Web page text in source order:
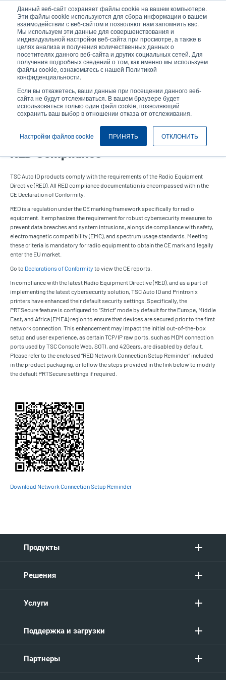
Данный веб-сайт сохраняет файлы cookie на вашем компьютере.
Эти файлы cookie используются для сбора информации о вашем
взаимодействии с веб-сайтом и позволяют нам запомнить вас.
Мы используем эти данные для совершенствования и
индивидуальной настройки веб-сайта при просмотре, а также в
целях анализа и получения количественных данных о
посетителях данного веб-сайта и других социальных сетей. Для
получения подробных сведений о том, как именно мы используем
файлы cookie, ознакомьтесь с нашей Политикой
конфиденциальности.
Если вы откажетесь, ваши данные при посещении данного веб-
сайта не будут отслеживаться. В вашем браузере будет
использоваться только один файл cookie, позволяющий
сохранить ваш выбор в отношении отказа от отслеживания.
Настройки файлов cookie ПРИНЯТЬ ОТКЛОНИТЬ
основному
содержанию
User
account
menu
User
Header
Селектор изделий
Связаться с отделом продаж
RED Compliance
RED Compliance
TSC Auto ID products comply with the requirements of the Radio Equipment
Directive (RED). All RED compliance documentation is encompassed within the
CE Declaration of Conformity.
RED is a regulation under the CE marking framework specifically for radio
equipment. It emphasizes the requirement for robust cybersecurity measures to
prevent data breaches and system intrusions, alongside compliance with safety,
electromagnetic compatibility (EMC), and spectrum usage standards. Meeting
these criteria is mandatory for radio equipment to obtain the CE mark and legally
enter the EU market.
Go to Declarations of Conformity to view the CE reports.
In compliance with the latest Radio Equipment Directive (RED), and as a part of
implementing the latest cybersecurity solution, TSC Auto ID and Printronix
printers have enhanced their default security settings. Specifically, the
PRTSecure feature is configured to “Strict” mode by default for the Europe, Middle
East, and Africa (EMEA) region to ensure that devices are secured prior to the first
network connection. This enhancement may impact the initial out-of-the-box
setup and user experience, as certain TCP/IP raw ports, such as MDM connection
ports used by TSC Console Web, SOTI, and 42Gears, are disabled by default.
Please refer to the enclosed “RED Network Connection Setup Reminder” included
in the product packaging, or follow the steps provided in the link below to modify
the default PRTSecure settings if required.
Download Network Connection Setup Reminder
Продукты
Решения
Услуги
Поддержка и загрузки
Партнеры